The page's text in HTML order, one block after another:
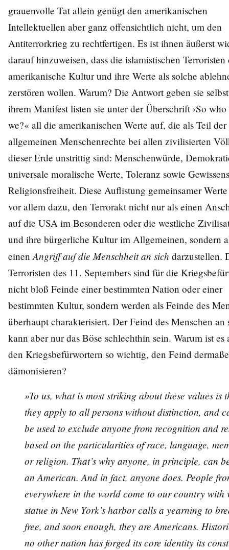
grauenvolle Tat allein genügt den amerikanischen
Intellektuellen aber ganz offensichtlich nicht, um den
Antiterrorkrieg zu rechtfertigen. Es ist ihnen äußerst
darauf hinzuweisen, dass die islamistischen Terroristen
amerikanische Kultur und ihre Werte als solche
zerstören wollen. Warum? Die Antwort geben sie
ihrem Manifest listen sie unter der Überschrift ›So who
we?« all die amerikanischen Werte auf, die als Teil der
allgemeinen Menschenrechte bei allen zivilisierten
dieser Erde unstrittig sind: Menschenwürde,
universale moralische Werte, Toleranz sowie
Religionsfreiheit. Diese Auflistung gemeinsamer
vor allem dazu, den Terrorakt nicht nur als einen
auf die USA im Besonderen oder die westliche
und ihre bürgerliche Kultur im Allgemeinen, sondern
einenAngriff auf die Menschheit an sich darzustellen.
Terroristen des 11. Septembers sind für die
nicht bloß Feinde einer bestimmten Nation oder einer
bestimmten Kultur, sondern werden als Feinde des
überhaupt charakterisiert. Der Feind des Menschen an
kann aber nur das Böse schlechthin sein. Warum ist es
den Kriegsbefürwortern so wichtig, den Feind
dämonisieren?
»To us, what is most striking about these values is
they apply to all persons without distinction, and
be used to exclude anyone from recognition and
based on the particularities of race, language,
or religion. That’s why anyone, in principle, can
an American. And in fact, anyone does. People
everywhere in the world come to our country with
statue in New York’s harbor calls a yearning to
free, and soon enough, they are Americans.
no other nation has forged its core identity its